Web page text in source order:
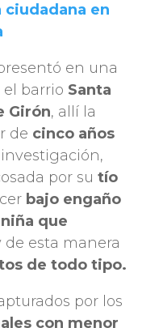
en
en una
barrio Santa
Girón, allí la
de cinco años
por su tío
bajo engaño
que
esta manera
de todo tipo.
por los
con menor